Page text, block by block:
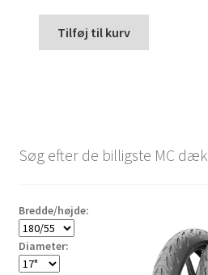
Tilføj til kurv
Søg efter de billigste MC dæk
Bredde/højde:
Diameter: